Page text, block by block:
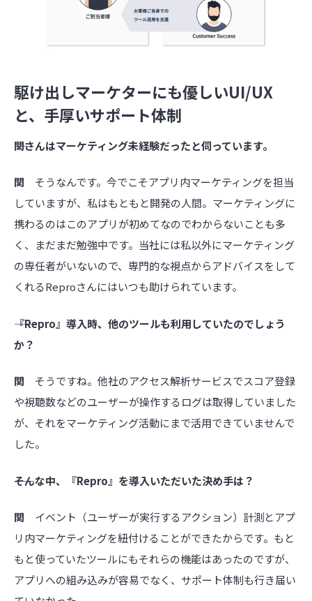
駆け出しマーケターにも優しいUI/UX
と、手厚いサポート体制
――関さんはマーケティング未経験だったと伺っています。
関 そうなんです。今でこそアプリ内マーケティングを担当
していますが、私はもともと開発の人間。マーケティングに
携わるのはこのアプリが初めてなのでわからないことも多
く、まだまだ勉強中です。当社には私以外にマーケティング
の専任者がいないので、専門的な視点からアドバイスをして
くれるReproさんにはいつも助けられています。
――『Repro』導入時、他のツールも利用していたのでしょう
か？
関 そうですね。他社のアクセス解析サービスでスコア登録
や視聴数などのユーザーが操作するログは取得していました
が、それをマーケティング活動にまで活用できていませんで
した。
――そんな中、『Repro』を導入いただいた決め手は？
関 イベント（ユーザーが実行するアクション）計測とアプ
リ内マーケティングを紐付けることができたからです。もと
もと使っていたツールにもそれらの機能はあったのですが、
アプリへの組み込みが容易でなく、サポート体制も行き届い